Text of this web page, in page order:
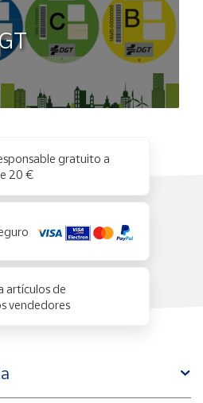
gratuito a
20 €
artículos de
vendedores